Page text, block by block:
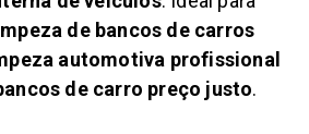
de bancos de carros
automotiva profissional
de carro preço justo.